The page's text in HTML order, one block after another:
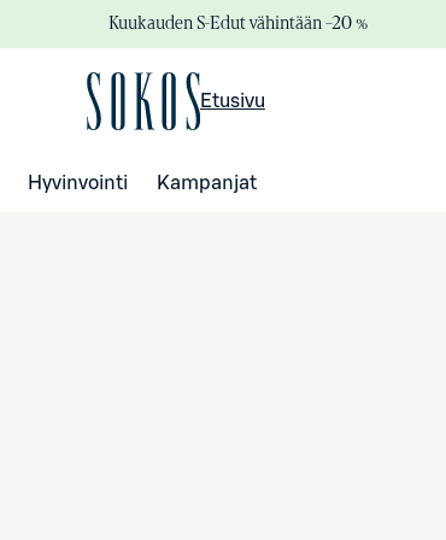
Kuukauden S-Edut vähintään –20 %
Etusivu
Hyvinvointi Kampanjat